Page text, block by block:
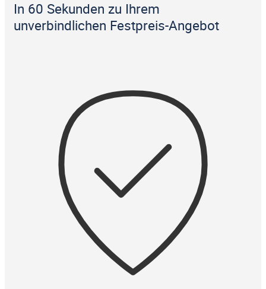
In 60 Sekunden zu Ihrem
unverbindlichen Festpreis-Angebot